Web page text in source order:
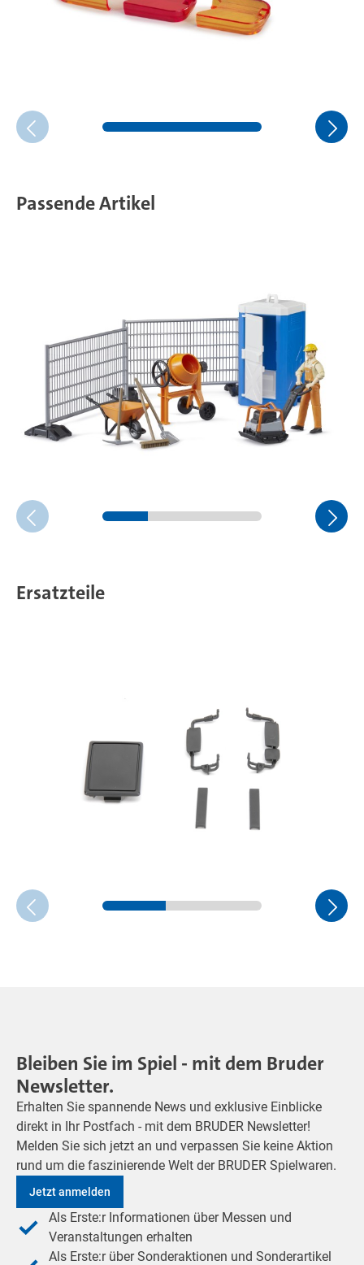
Passende Artikel
Ersatzteile
Bleiben Sie im Spiel - mit dem Bruder
Newsletter.
Erhalten Sie spannende News und exklusive Einblicke
direkt in Ihr Postfach - mit dem BRUDER Newsletter!
Melden Sie sich jetzt an und verpassen Sie keine Aktion
rund um die faszinierende Welt der BRUDER Spielwaren.
Jetzt anmelden
Als Erste:r Informationen über Messen und
Veranstaltungen erhalten
Als Erste:r über Sonderaktionen und Sonderartikel